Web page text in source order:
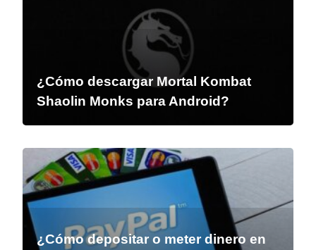
¿Cómo descargar Mortal Kombat
Shaolin Monks para Android?
¿Cómo depositar o meter dinero en